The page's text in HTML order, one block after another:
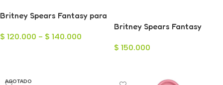
Britney Spears Fantasy para
$ 120.000 - $ 140.000
Britney Spears Fantasy
Parfum para Mujer 100ml
$ 150.000
AGOTADO